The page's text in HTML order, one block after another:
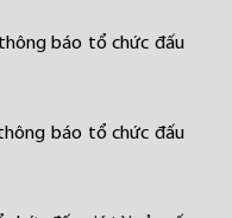
báo tổ chức đấu
báo tổ chức đấu